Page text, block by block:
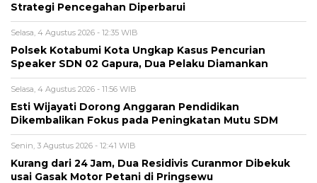
Strategi Pencegahan Diperbarui
Selasa, 4 Agustus 2026 - 12:35 WIB
Polsek Kotabumi Kota Ungkap Kasus Pencurian
Speaker SDN 02 Gapura, Dua Pelaku Diamankan
Selasa, 4 Agustus 2026 - 11:56 WIB
Esti Wijayati Dorong Anggaran Pendidikan
Dikembalikan Fokus pada Peningkatan Mutu SDM
Senin, 3 Agustus 2026 - 12:41 WIB
Kurang dari 24 Jam, Dua Residivis Curanmor Dibekuk
usai Gasak Motor Petani di Pringsewu